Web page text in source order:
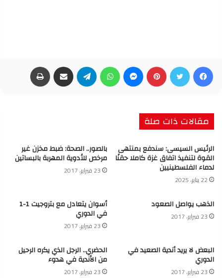
فيسبوك تويتر بينتيريست ماسنجر واتساب تيلقرام مشاركة عبر البريد
مقالات ذات صلة
الرئيس السيسى: سندفع بمنتهى
القوة لتنفيذ اتفاق غزة كاملا حقنًا
لدماء الفلسطينيين
22 يناير، 2025
بالصور.. الصحة: ضبط مخزن غير
مرخص للأدوية المهربة بالبساتين
23 فبراير، 2017
الذهب يواصل الصعود
23 فبراير، 2017
أسوان يتعادل مع بتروجيت 1-1
في الدوري
23 فبراير، 2017
البعض لا يريد أندية الصعيد في
الدوري
23 فبراير، 2017
الحضري.. الرجل الذي يكره الرحيل
من الأندية في هدوء
23 فبراير، 2017